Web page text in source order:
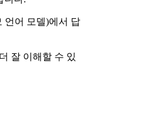
언어 모델)에서 답
잘 이해할 수 있